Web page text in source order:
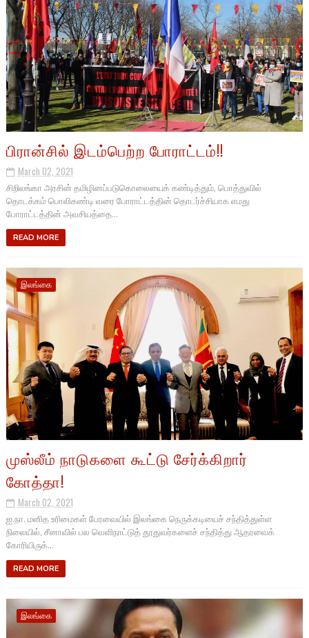
பிரான்சில் இடம்பெற்ற போராட்டம்!!
March 02, 2021
சிறிலங்கா அரசின் தமிழினப்படுகொலையைக் கண்டித்தும், பொத்துவில்
தொடக்கம் பொலிகண்டி வரை போராட்டத்தின் தொடர்ச்சியாக எமது
போராட்டத்தின் அவசியத்தை...
READ MORE
இலங்கை
முஸ்லீம் நாடுகளை கூட்டு சேர்க்கிறார்
கோத்தா!
March 02, 2021
ஐ.நா. மனித உரிமைகள் பேரவையில் இலங்கை நெருக்கடியைச் சந்தித்துள்ள
நிலையில், சீனாவில் பல வெளிநாட்டுத் தூதுவர்களைச் சந்தித்து ஆதரவைக்
கோரியிருக்...
READ MORE
இலங்கை